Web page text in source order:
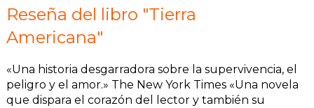
Reseña del libro "Tierra
Americana"
«Una historia desgarradora sobre la supervivencia, el
peligro y el amor.» The New York Times «Una novela
que dispara el corazón del lector y también su